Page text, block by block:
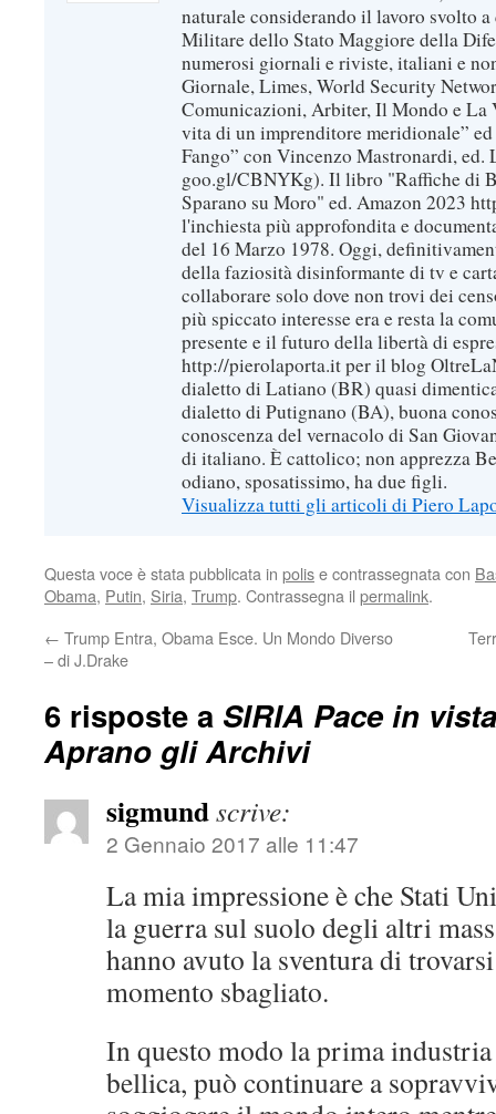
naturale considerando il lavoro svolto
Militare dello Stato Maggiore della
numerosi giornali e riviste, italiani e
Giornale, Limes, World Security
Comunicazioni, Arbiter, Il Mondo e La
vita di un imprenditore meridionale”
Fango” con Vincenzo Mastronardi,
goo.gl/CBNYKg). Il libro "Raffiche di
Sparano su Moro" ed. Amazon 2023
l'inchiesta più approfondita e
del 16 Marzo 1978. Oggi,
della faziosità disinformante di tv e
collaborare solo dove non trovi dei
più spiccato interesse era e resta la
presente e il futuro della libertà di
http://pierolaporta.it per il blog
dialetto di Latiano (BR) quasi
dialetto di Putignano (BA), buona
conoscenza del vernacolo di San
di italiano. È cattolico; non apprezza
odiano, sposatissimo, ha due figli.
Visualizza tutti gli articoli di Piero
Questa voce è stata pubblicata in polise contrassegnata con
Obama, Putin, Siria, Trump. Contrassegna il permalink.
← Trump Entra, Obama Esce. Un Mondo Diverso
– di J.Drake
6 risposte a SIRIA Pace in
Aprano gli Archivi
sigmundscrive:
2 Gennaio 2017 alle 11:47
La mia impressione è che Stati
la guerra sul suolo degli altri
hanno avuto la sventura di
momento sbagliato.
In questo modo la prima
bellica, può continuare a